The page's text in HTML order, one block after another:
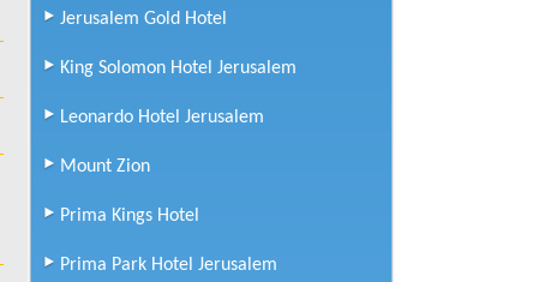
Jerusalem Gold Hotel
King Solomon Hotel Jerusalem
Leonardo Hotel Jerusalem
Mount Zion
Prima Kings Hotel
Prima Park Hotel Jerusalem